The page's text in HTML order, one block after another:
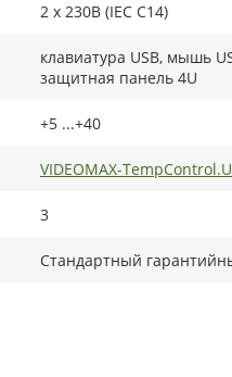
2 x 230В (IEC C14)
клавиатура USB, мышь
защитная панель 4U
+5 ...+40
VIDEOMAX-
3
Стандартный